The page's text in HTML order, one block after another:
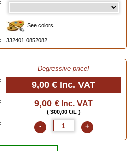
painter's palette below or order the colour-chart
ml
See colors
332401 0852082
Degressive price!
9,00 € Inc. VAT
9,00 € Inc. VAT
( 300,00 €/L )
- +